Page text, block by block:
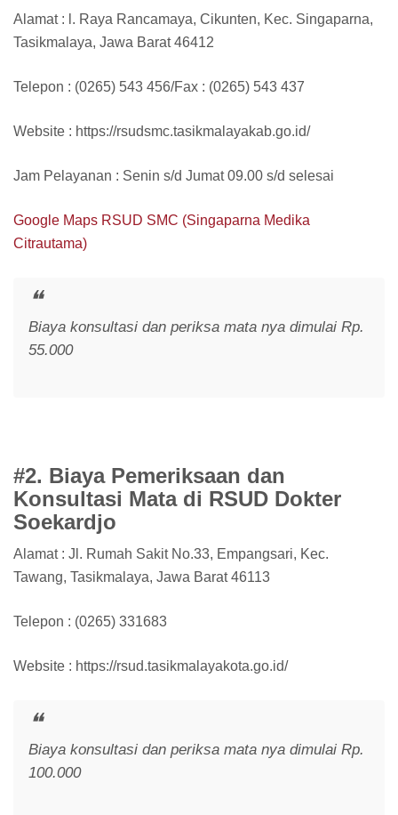
Alamat : l. Raya Rancamaya, Cikunten, Kec. Singaparna,
Tasikmalaya, Jawa Barat 46412
Telepon : (0265) 543 456/Fax : (0265) 543 437
Website : https://rsudsmc.tasikmalayakab.go.id/
Jam Pelayanan : Senin s/d Jumat 09.00 s/d selesai
Google Maps RSUD SMC (Singaparna Medika
Citrautama)
Biaya konsultasi dan periksa mata nya dimulai Rp.
55.000
#2. Biaya Pemeriksaan dan
Konsultasi Mata di RSUD Dokter
Soekardjo
Alamat : Jl. Rumah Sakit No.33, Empangsari, Kec.
Tawang, Tasikmalaya, Jawa Barat 46113
Telepon : (0265) 331683
Website : https://rsud.tasikmalayakota.go.id/
Biaya konsultasi dan periksa mata nya dimulai Rp.
100.000